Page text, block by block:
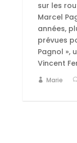
sur les
Marcel
années,
prévues
Pagnol »,
Vincent
Marie